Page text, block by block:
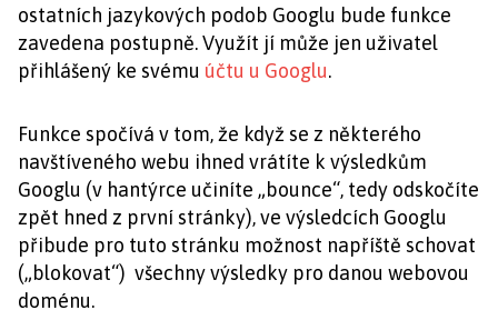
ostatních jazykových podob Googlu bude funkce
zavedena postupně. Využít jí může jen uživatel
přihlášený ke svému účtu u Googlu.
Funkce spočívá v tom, že když se z některého
navštíveného webu ihned vrátíte k výsledkům
Googlu (v hantýrce učiníte „bounce“, tedy odskočíte
zpět hned z první stránky), ve výsledcích Googlu
přibude pro tuto stránku možnost napříště schovat
(„blokovat“) všechny výsledky pro danou webovou
doménu.